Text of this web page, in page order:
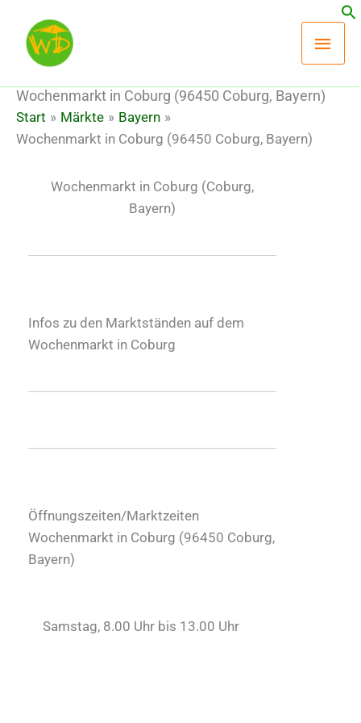
Inhalt
springen
Wochenmarkt in Coburg (96450 Coburg, Bayern)
Start Märkte
Bayern
Wochenmarkt in Coburg (96450 Coburg, Bayern)
Wochenmarkt in Coburg (Coburg,
Bayern)
Infos zu den Marktständen auf dem
Wochenmarkt in Coburg
Öffnungszeiten/Marktzeiten
Wochenmarkt in Coburg (96450 Coburg,
Bayern)
Samstag, 8.00 Uhr bis 13.00 Uhr